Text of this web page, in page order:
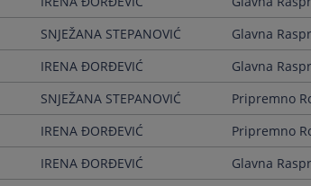
SNJEŽANA STEPANOVIĆ
Glavna
IRENA ĐORĐEVIĆ
Glavna
SNJEŽANA STEPANOVIĆ
Pripremno
IRENA ĐORĐEVIĆ
Pripremno
IRENA ĐORĐEVIĆ
Glavna